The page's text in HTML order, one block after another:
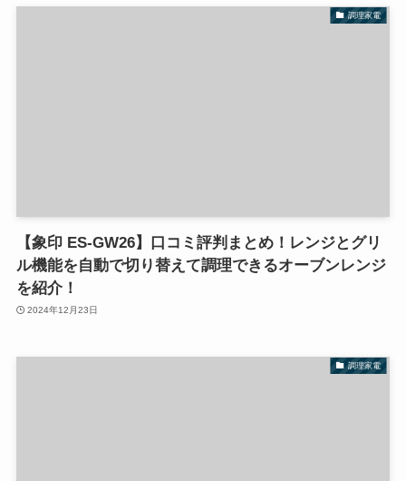
調理家電
【象印 ES-GW26】口コミ評判まとめ！レンジとグリ
ル機能を自動で切り替えて調理できるオーブンレンジ
を紹介！
2024年12月23日
調理家電